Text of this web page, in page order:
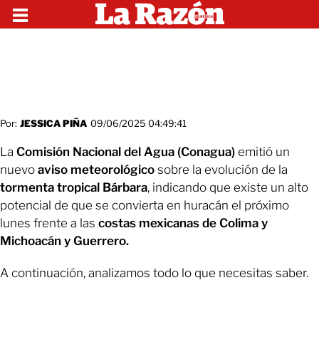
Por: JESSICA PIÑA 09/06/2025 04:49:41
La Comisión Nacional del Agua (Conagua) emitió un
nuevo aviso meteorológico sobre la evolución de la
tormenta tropical Bárbara, indicando que existe un alto
potencial de que se convierta en huracán el próximo
lunes frente a las costas mexicanas de Colima y
Michoacán y Guerrero.
A continuación, analizamos todo lo que necesitas saber.